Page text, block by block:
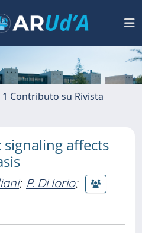
1 Contributo su Rivista
affects
; P. Di Iorio;